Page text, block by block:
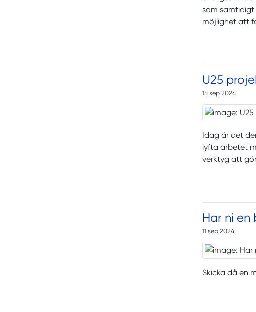
som samtidigt
möjlighet att
U25
15 sep 2024
Idag är det
lyfta arbetet
verktyg att
Har ni en
11 sep 2024
Skicka då en